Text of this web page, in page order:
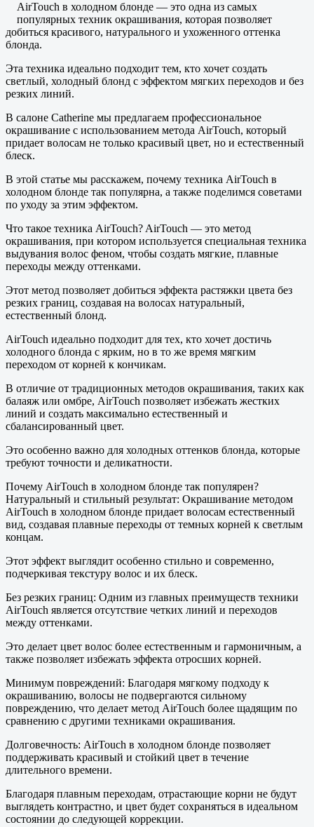
AirTouch в холодном блонде — это одна из самых
популярных техник окрашивания, которая позволяет
добиться красивого, натурального и ухоженного оттенка
блонда.
Эта техника идеально подходит тем, кто хочет создать
светлый, холодный блонд с эффектом мягких переходов и без
резких линий.
В салоне Catherine мы предлагаем профессиональное
окрашивание с использованием метода AirTouch, который
придает волосам не только красивый цвет, но и естественный
блеск.
В этой статье мы расскажем, почему техника AirTouch в
холодном блонде так популярна, а также поделимся советами
по уходу за этим эффектом.
Что такое техника AirTouch? AirTouch — это метод
окрашивания, при котором используется специальная техника
выдувания волос феном, чтобы создать мягкие, плавные
переходы между оттенками.
Этот метод позволяет добиться эффекта растяжки цвета без
резких границ, создавая на волосах натуральный,
естественный блонд.
AirTouch идеально подходит для тех, кто хочет достичь
холодного блонда с ярким, но в то же время мягким
переходом от корней к кончикам.
В отличие от традиционных методов окрашивания, таких как
балаяж или омбре, AirTouch позволяет избежать жестких
линий и создать максимально естественный и
сбалансированный цвет.
Это особенно важно для холодных оттенков блонда, которые
требуют точности и деликатности.
Почему AirTouch в холодном блонде так популярен?
Натуральный и стильный результат: Окрашивание методом
AirTouch в холодном блонде придает волосам естественный
вид, создавая плавные переходы от темных корней к светлым
концам.
Этот эффект выглядит особенно стильно и современно,
подчеркивая текстуру волос и их блеск.
Без резких границ: Одним из главных преимуществ техники
AirTouch является отсутствие четких линий и переходов
между оттенками.
Это делает цвет волос более естественным и гармоничным, а
также позволяет избежать эффекта отросших корней.
Минимум повреждений: Благодаря мягкому подходу к
окрашиванию, волосы не подвергаются сильному
повреждению, что делает метод AirTouch более щадящим по
сравнению с другими техниками окрашивания.
Долговечность: AirTouch в холодном блонде позволяет
поддерживать красивый и стойкий цвет в течение
длительного времени.
Благодаря плавным переходам, отрастающие корни не будут
выглядеть контрастно, и цвет будет сохраняться в идеальном
состоянии до следующей коррекции.